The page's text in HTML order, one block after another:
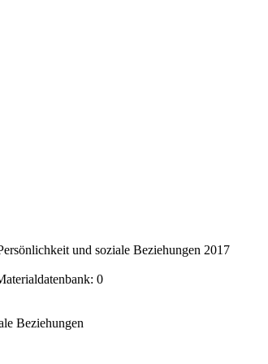
und soziale Beziehungen 2017
0
Beziehungen